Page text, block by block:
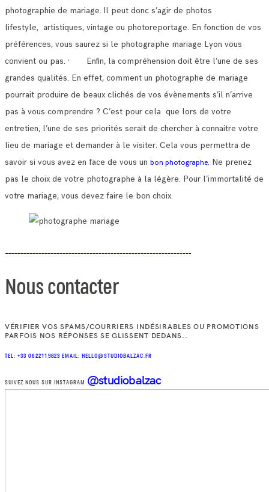
photographie de mariage. Il peut donc s’agir de photos
lifestyle, artistiques, vintage ou photoreportage. En fonction de vos
préférences, vous saurez si le photographe mariage Lyon vous
convient ou pas. · Enfin, la compréhension doit être l’une de ses
grandes qualités. En effet, comment un photographe de mariage
pourrait produire de beaux clichés de vos évènements s’il n’arrive
pas à vous comprendre ? C’est pour cela que lors de votre
entretien, l’une de ses priorités serait de chercher à connaitre votre
lieu de mariage et demander à le visiter. Cela vous permettra de
savoir si vous avez en face de vous un bon photographe. Ne prenez
pas le choix de votre photographe à la légère. Pour l’immortalité de
votre mariage, vous devez faire le bon choix.
Nous contacter
VÉRIFIER VOS SPAMS/COURRIERS INDÉSIRABLES OU PROMOTIONS
PARFOIS NOS RÉPONSES SE GLISSENT DEDANS..
TEL: +33 0622119823 EMAIL: HELLO@STUDIOBALZAC.FR
SUIVEZ NOUS SUR INSTAGRAM @studiobalzac